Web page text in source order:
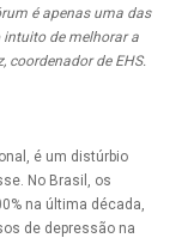
é apenas uma das
intuito de melhorar a
coordenador de EHS.
é um distúrbio
No Brasil, os
na última década,
de depressão na